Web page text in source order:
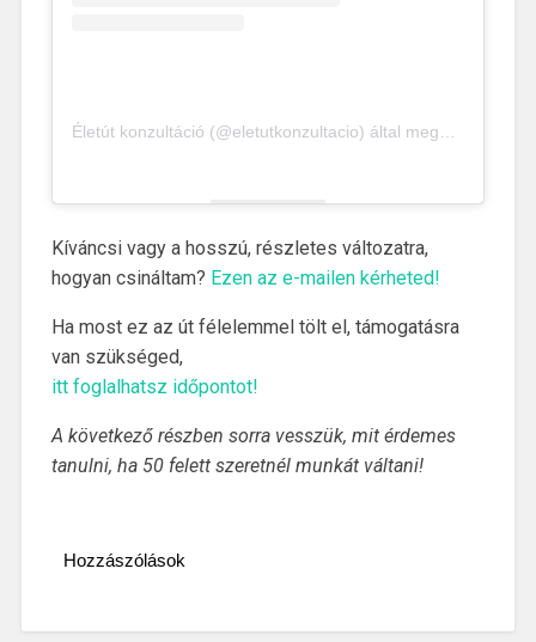
Kíváncsi vagy a hosszú, részletes változatra,
hogyan csináltam? Ezen az e-mailen kérheted!
Ha most ez az út félelemmel tölt el, támogatásra
van szükséged,
itt foglalhatsz időpontot!
A következő részben sorra vesszük, mit érdemes
tanulni, ha 50 felett szeretnél munkát váltani!
Hozzászólások